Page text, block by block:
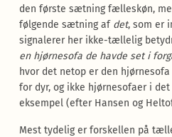
den første sætning fælleskøn,
følgende sætning af det, som er
signalerer her ikke-tællelig
en hjørnesofa de havde set i
hvor det netop er den
for dyr, og ikke hjørnesofaer i
eksempel (efter Hansen og
Mest tydelig er forskellen på